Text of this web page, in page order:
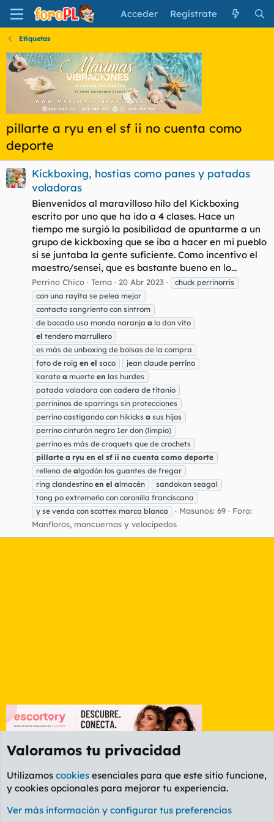
Acceder Regístrate
Etiquetas
pillarte a ryu en el sf ii no cuenta como
deporte
Kickboxing, hostias como panes y patadas
voladoras
Bienvenidos al maravilloso hilo del Kickboxing
escrito por uno que ha ido a 4 clases. Hace un
tiempo me surgió la posibilidad de apuntarme a un
grupo de kickboxing que se iba a hacer en mi pueblo
si se juntaba la gente suficiente. Como incentivo el
maestro/sensei, que es bastante bueno en lo...
Perrino Chico Tema 20 Abr 2023
chuck perrinorris
con una rayita se pelea mejor
contacto sangriento con sintrom
de bocado usa monda naranja a lo don vito
el tendero marrullero
es más de unboxing de bolsas de la compra
foto de roig en el saco
jean claude perrino
karate a muerte en las hurdes
patada voladora con cadera de titanio
perrininos de sparrings sin protecciones
perrino castigando con hikicks a sus hijos
perrino cinturón negro 1er don (limpio)
perrino es más de croquets que de crochets
pillarte a ryu en el sf ii no cuenta como deporte
rellena de algodón los guantes de fregar
ring clandestino en el almacén
sandokan seagal
tong po extremeño con coronilla franciscana
y se venda con scottex marca blanca
Masunos: 69
Foro:
Manfloros, mancuernas y velocípedos
Etiquetas
Cookies
PL OLDSTYLE AMARILLO
Valoramos tu privacidad
Utilizamos cookies esenciales para que este sitio funcione,
y cookies opcionales para mejorar tu experiencia.
Ver más información y configurar tus preferencias